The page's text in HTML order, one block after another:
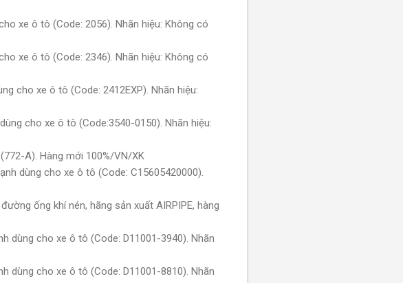
xe ô tô (Code: 2056). Nhãn hiệu: Không có
xe ô tô (Code: 2346). Nhãn hiệu: Không có
cho xe ô tô (Code: 2412EXP). Nhãn hiệu:
cho xe ô tô (Code:3540-0150). Nhãn hiệu:
A). Hàng mới 100%/VN/XK
dùng cho xe ô tô (Code: C15605420000).
ống khí nén, hãng sản xuất AIRPIPE, hàng
dùng cho xe ô tô (Code: D11001-3940). Nhãn
dùng cho xe ô tô (Code: D11001-8810). Nhãn